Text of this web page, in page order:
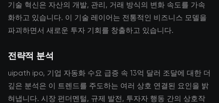
기술 혁신은 자산의 개발, 관리, 거래 방식의 변화 속도를 가속
화하고 있습니다. 이 기술 레이어는 전통적인 비즈니스 모델을
파괴하면서 새로운 투자 기회를 창출하고 있습니다.
전략적 분석
uipath ipo, 기업 자동화 수요 급증 속 13억 달러 조달에 대한 더
깊은 분석은 이 트렌드를 주도하는 여러 상호 연결된 요인을 밝
혀냅니다. 시장 펀더멘털, 규제 발전, 투자자 행동 간의 상호작